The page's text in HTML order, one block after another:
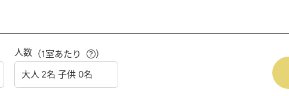
人数（1室あたり ）